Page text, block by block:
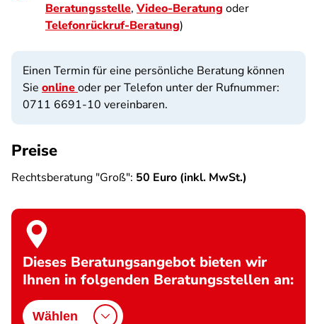
Beratungsstelle, Video-Beratung oder
Telefonrückruf-Beratung)
Einen Termin für eine persönliche Beratung können
Sie onlineoder per Telefon unter der Rufnummer:
0711 6691-10 vereinbaren.
Preise
Rechtsberatung "Groß": 50 Euro (inkl. MwSt.)
Dieses Beratungsangebot bieten wir
Ihnen in folgenden Beratungsstellen an:
Wählen